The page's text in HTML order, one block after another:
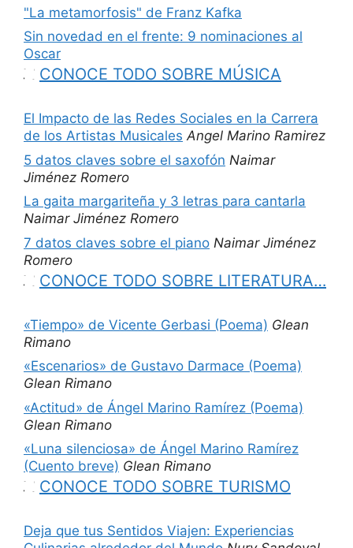
"La metamorfosis" de Franz Kafka
Sin novedad en el frente: 9 nominaciones al
Oscar
CONOCE TODO SOBRE MÚSICA
El Impacto de las Redes Sociales en la Carrera
de los Artistas Musicales Angel Marino Ramirez
5 datos claves sobre el saxofón Naimar
Jiménez Romero
La gaita margariteña y 3 letras para cantarla
Naimar Jiménez Romero
7 datos claves sobre el piano Naimar Jiménez
Romero
CONOCE TODO SOBRE LITERATURA…
«Tiempo» de Vicente Gerbasi (Poema) Glean
Rimano
«Escenarios» de Gustavo Darmace (Poema)
Glean Rimano
«Actitud» de Ángel Marino Ramírez (Poema)
Glean Rimano
«Luna silenciosa» de Ángel Marino Ramírez
(Cuento breve) Glean Rimano
CONOCE TODO SOBRE TURISMO
Deja que tus Sentidos Viajen: Experiencias